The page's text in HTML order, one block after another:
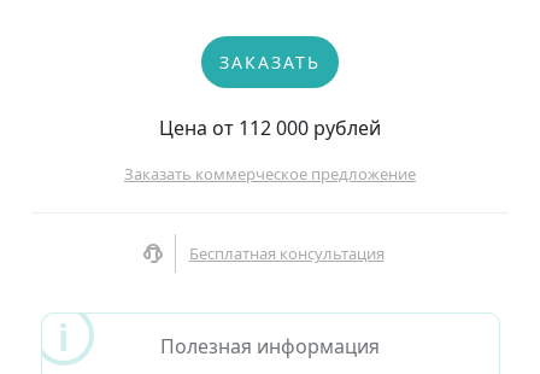
ЗАКАЗАТЬ
Цена от 112 000 рублей
Заказать коммерческое предложение
Бесплатная консультация
Полезная информация